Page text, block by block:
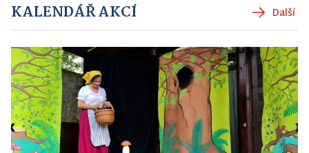
KALENDÁŘ AKCÍ Další